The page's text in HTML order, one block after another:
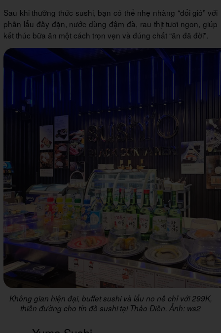
Sau khi thưởng thức sushi, bạn có thể nhẹ nhàng “đổi gió” với
phần lẩu đầy đặn, nước dùng đậm đà, rau thịt tươi ngon, giúp
kết thúc bữa ăn một cách trọn vẹn và đúng chất “ăn đã đời”.
Không gian hiện đại, buffet sushi và lẩu no nê chỉ với 299K,
thiên đường cho tín đồ sushi tại Thảo Điền. Ảnh: ws2